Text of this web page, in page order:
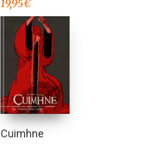
19,95€
Cuimhne